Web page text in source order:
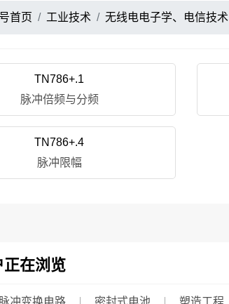
首页 工业技术 无线电电子学、电信技术
TN786+.1
脉冲倍频与分频
TN786+.4
脉冲限幅
正在浏览
冲变换电路 密封式电池 塑造工程